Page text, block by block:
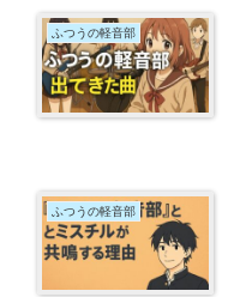
ふつうの軽音部
ふつうの軽音部